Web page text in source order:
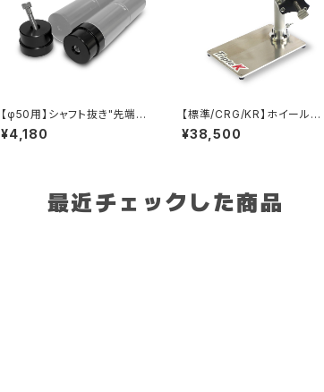
【φ50用】シャフト抜き"先端パ
ーツ"
¥4,180
【標準/CRG/KR】ホイールバ
ランサー
¥38,500
最近チェックした商品